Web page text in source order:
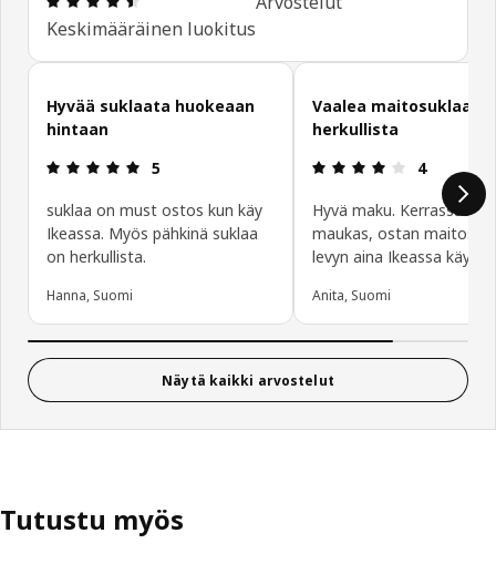
Keskimääräinen luokitus
Ohita asiakasarvostelut
Hyvää suklaata huokeaan
hintaan
: 5 / 5 tähteä.
5
suklaa on must ostos kun käy
Ikeassa. Myös pähkinä suklaa
on herkullista.
Hanna, Suomi
Vaalea maitosuklaa oli
herkullista
: 4 / 5
4
Hyvä maku. Kerrassaan
maukas, ostan
levyn aina Ikeassa
Anita, Suomi
Näytä kaikki arvostelut
Tutustu myös